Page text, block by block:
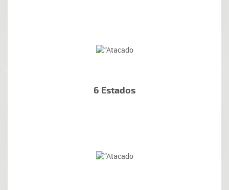
6 Estados